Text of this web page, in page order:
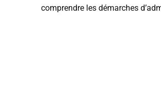
comprendre les démarches